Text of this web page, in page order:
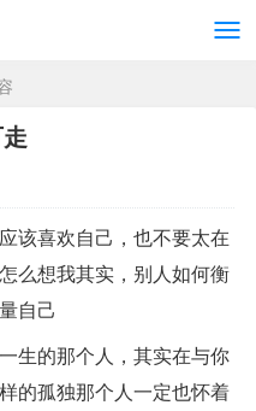
该喜欢自己，也不要太在
么想我其实，别人如何衡
自己
生的那个人，其实在与你
的孤独那个人一定也怀着